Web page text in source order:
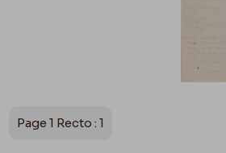
Page 1 Recto : 1